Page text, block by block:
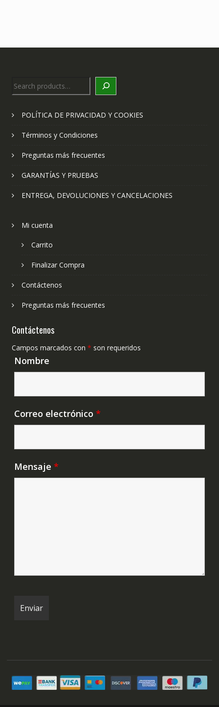
Search
POLÍTICA DE PRIVACIDAD Y COOKIES
Términos y Condiciones
Preguntas más frecuentes
GARANTÍAS Y PRUEBAS
ENTREGA, DEVOLUCIONES Y CANCELACIONES
Mi cuenta
Carrito
Finalizar Compra
Contáctenos
Preguntas más frecuentes
Contáctenos
Campos marcados con * son requeridos
Nombre
Correo electrónico *
Mensaje *